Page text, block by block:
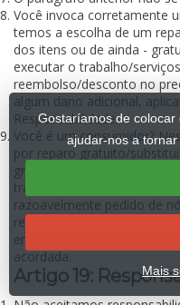
Você invoca corretamente
temos a escolha de um
dos itens ou de ainda -
executar o trabalho/
reembolso/desconto no
algum dano adicional,
Responsabilidade.
Você é um consumidor?
por reparo gratuito/
gratuitamente e da maneira
trabalho/serviços
razoavelmente pedido de
rescindir o contrato - por
endereçada a nós - ou
acordada.
Artigo 19:
Gostaríamos de
ajudar-nos a
Mais